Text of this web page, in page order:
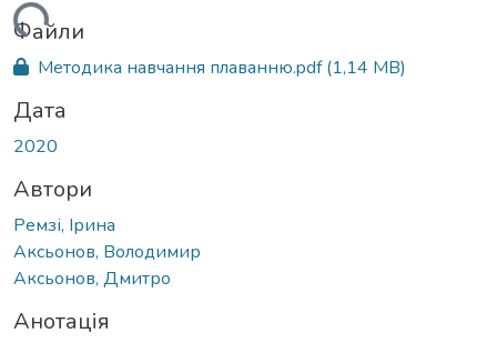
Файли
Методика навчання плаванню.pdf(1,14 MB)
Дата
2020
Автори
Ремзі, Ірина
Аксьонов, Володимир
Аксьонов, Дмитро
Анотація